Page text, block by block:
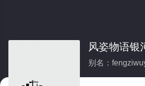
风姿物语银
别名：